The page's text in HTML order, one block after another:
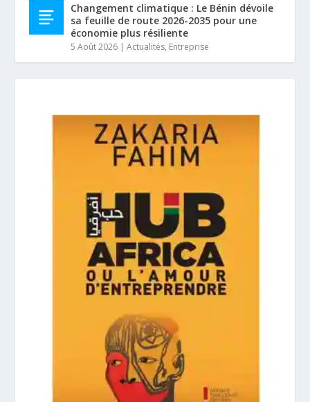
Changement climatique : Le Bénin dévoile
sa feuille de route 2026-2035 pour une
économie plus résiliente
5 Août 2026 |Actualités, Entreprise